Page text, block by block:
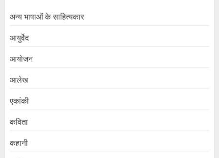
अन्य भाषाओं के साहित्यकार
आयुर्वेद
आयोजन
आलेख
एकांकी
कविता
कहानी